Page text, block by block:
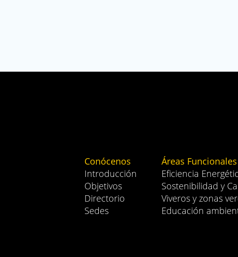
Conócenos
Introducción
Objetivos
Directorio
Sedes
Áreas Funcionales
Eficiencia
Sostenibilidad y
Viveros y zonas
Educación